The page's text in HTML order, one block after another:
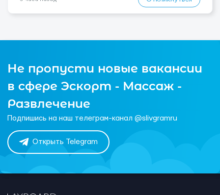
Не пропусти новые вакансии
в сфере Эскорт - Массаж -
Развлечение
Подпишись на наш телеграм-канал @slivgramru
Открыть Telegram